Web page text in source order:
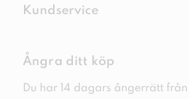
Kundservice
Ångra ditt köp
Du har 14 dagars ångerrätt